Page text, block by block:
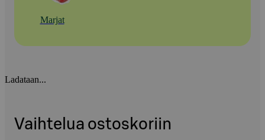
Marjat
Ladataan...
Vaihtelua ostoskoriin